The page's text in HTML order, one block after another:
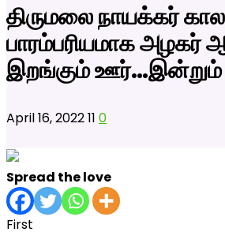
திருமலை நாயக்கர்
பாரம்பரியமாக அழகர்
இறங்கும்
April 16, 202211 0
Spread the love
First